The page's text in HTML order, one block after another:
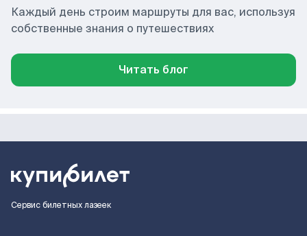
Каждый день строим маршруты для вас, используя
собственные знания о путешествиях
Читать блог
Сервис билетных лазеек